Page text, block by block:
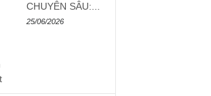
CHUYÊN SÂU:...
25/06/2026